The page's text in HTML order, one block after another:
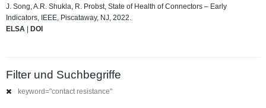
J. Song, A.R. Shukla, R. Probst, State of Health of Connectors – Early
Indicators, IEEE, Piscataway, NJ, 2022.
ELSA | DOI
Filter und Suchbegriffe
keyword="contact resistance"